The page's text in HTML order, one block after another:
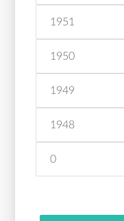
1951
1950
1949
1948
0